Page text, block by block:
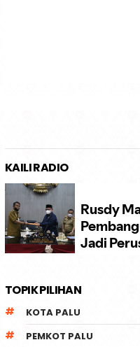
KAILI RADIO
TOPIK PILIHAN
KOTA PALU
PEMKOT PALU